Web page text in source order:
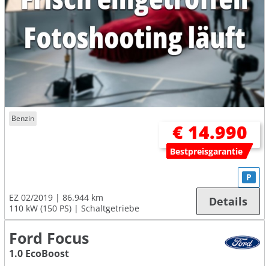
Benzin
€ 14.990
Bestpreisgarantie
EZ 02/2019
86.944 km
110 kW (150 PS)
Schaltgetriebe
P
Details
Ford Focus
1.0 EcoBoost